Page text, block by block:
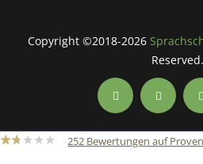
Copyright ©2018-2026
Reserved.
252 Bewertungen auf